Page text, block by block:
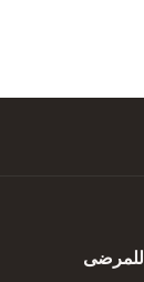
للمرضى